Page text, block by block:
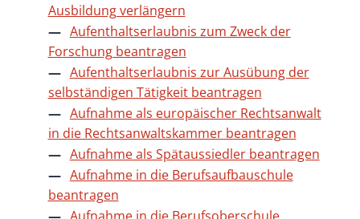
Ausbildung verlängern
Aufenthaltserlaubnis zum Zweck der
Forschung beantragen
Aufenthaltserlaubnis zur Ausübung der
selbständigen Tätigkeit beantragen
Aufnahme als europäischer Rechtsanwalt
in die Rechtsanwaltskammer beantragen
Aufnahme als Spätaussiedler beantragen
Aufnahme in die Berufsaufbauschule
beantragen